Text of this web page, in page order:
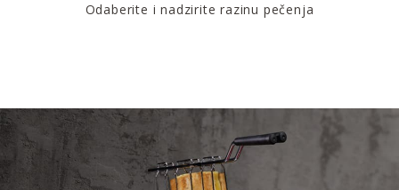
Odaberite i nadzirite razinu pečenja